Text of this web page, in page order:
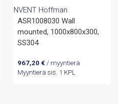
NVENT Hoffman
ASR1008030 Wall
mounted, 1000x800x300,
SS304
967,20 €/ myyntierä
Myyntierä sis. 1 KPL